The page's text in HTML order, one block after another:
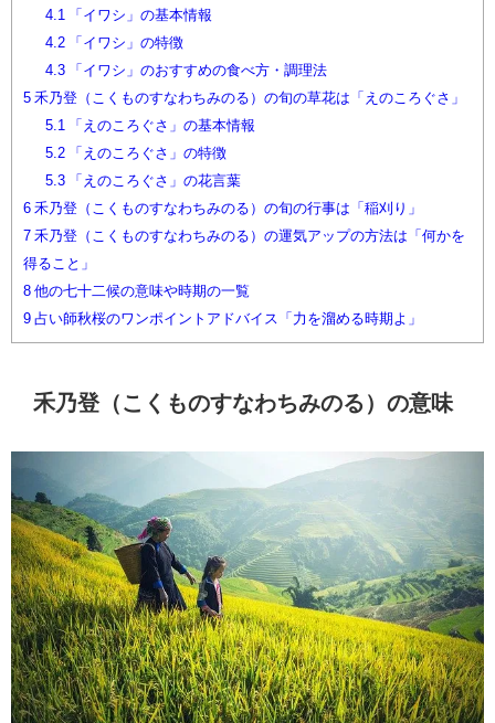
4.1
「イワシ」の基本情報
4.2「イワシ」の特徴
4.3「イワシ」のおすすめの食べ方・調理法
5 禾乃登（こくものすなわちみのる）の旬の草花は「えのころぐさ」
5.1
「えのころぐさ」の基本情報
5.2「えのころぐさ」の特徴
5.3「えのころぐさ」の花言葉
6 禾乃登（こくものすなわちみのる）の旬の行事は「稲刈り」
7 禾乃登（こくものすなわちみのる）の運気アップの方法は「何かを
得ること」
8 他の七十二候の意味や時期の一覧
9 占い師秋桜のワンポイントアドバイス「力を溜める時期よ」
禾乃登（こくものすなわちみのる）の意味